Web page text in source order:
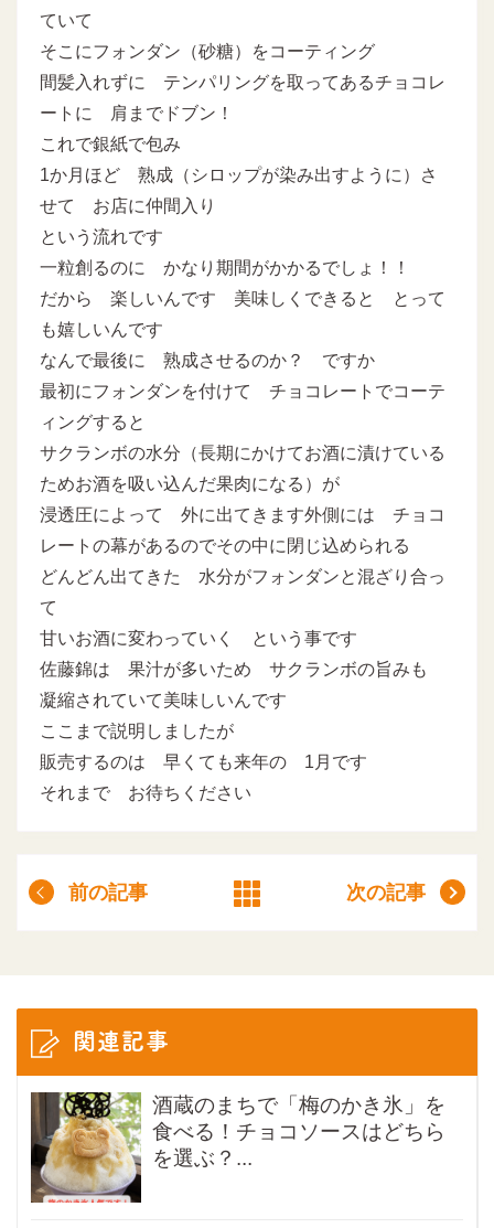
ていて
そこにフォンダン（砂糖）をコーティング
間髪入れずに テンパリングを取ってあるチョコレ
ートに 肩までドブン！
これで銀紙で包み
1か月ほど 熟成（シロップが染み出すように）さ
せて お店に仲間入り
という流れです
一粒創るのに かなり期間がかかるでしょ！！
だから 楽しいんです 美味しくできると とって
も嬉しいんです
なんで最後に 熟成させるのか？ ですか
最初にフォンダンを付けて チョコレートでコーテ
ィングすると
サクランボの水分（長期にかけてお酒に漬けている
ためお酒を吸い込んだ果肉になる）が
浸透圧によって 外に出てきます外側には チョコ
レートの幕があるのでその中に閉じ込められる
どんどん出てきた 水分がフォンダンと混ざり合っ
て
甘いお酒に変わっていく という事です
佐藤錦は 果汁が多いため サクランボの旨みも
凝縮されていて美味しいんです
ここまで説明しましたが
販売するのは 早くても来年の 1月です
それまで お待ちください
前の記事 次の記事
関連記事
酒蔵のまちで「梅のかき氷」を
食べる！チョコソースはどちら
を選ぶ？...